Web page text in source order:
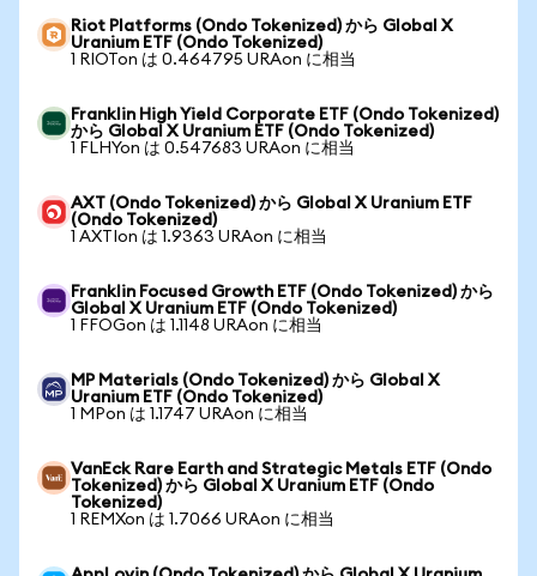
Riot Platforms (Ondo Tokenized) から Global X
Uranium ETF (Ondo Tokenized)
1 RIOTon は 0.464795 URAon に相当
Franklin High Yield Corporate ETF (Ondo Tokenized)
から Global X Uranium ETF (Ondo Tokenized)
1 FLHYon は 0.547683 URAon に相当
AXT (Ondo Tokenized) から Global X Uranium ETF
(Ondo Tokenized)
1 AXTIon は 1.9363 URAon に相当
Franklin Focused Growth ETF (Ondo Tokenized) から
Global X Uranium ETF (Ondo Tokenized)
1 FFOGon は 1.1148 URAon に相当
MP Materials (Ondo Tokenized) から Global X
Uranium ETF (Ondo Tokenized)
1 MPon は 1.1747 URAon に相当
VanEck Rare Earth and Strategic Metals ETF (Ondo
Tokenized) から Global X Uranium ETF (Ondo
Tokenized)
1 REMXon は 1.7066 URAon に相当